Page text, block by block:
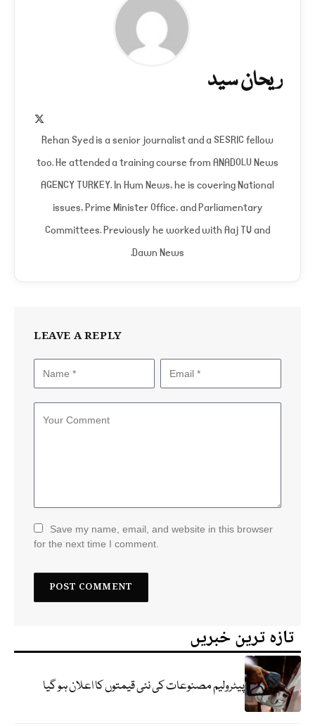
ریحان سید
Rehan Syed is a senior journalist and a SESRIC fellow
too. He attended a training course from ANADOLU News
AGENCY TURKEY. In Hum News, he is covering National
issues, Prime Minister Office, and Parliamentary
Committees. Previously he worked with Aaj TV and
Dawn News.
LEAVE A REPLY
Save my name, email, and website in this browser
for the next time I comment.
تازہ ترین خبریں
پیٹرولیم مصنوعات کی نئی قیمتوں کا اعلان ہو گیا